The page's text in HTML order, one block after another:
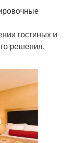
гостиных и
решения.